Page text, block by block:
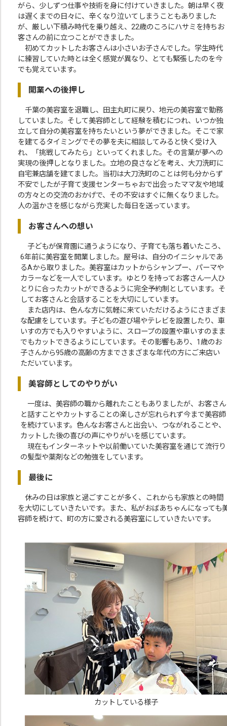
がら、少しずつ仕事や技術を身に付けていきました。朝は早く夜
は遅くまでの日々に、辛くなり泣いてしまうこともありました
が、厳しい下積み時代を乗り越え、22歳のころにハサミを持ちお
客さんの前に立つことができました。
初めてカットしたお客さんは小さいお子さんでした。学生時代
に練習していた時とは全く感覚が異なり、とても緊張したのを今
でも覚えています。
開業への後押し
千葉の美容室を退職し、田主丸町に戻り、地元の美容室で勤務
していました。そして美容師として経験を積むにつれ、いつか独
立して自分の美容室を持ちたいという夢ができました。そこで家
を建てるタイミングでその夢を夫に相談してみると快く受け入
れ、「挑戦してみたら」といってくれました。その言葉が夢への
実現の後押しとなりました。立地の良さなどを考え、大刀洗町に
自宅兼店舗を建てました。当初は大刀洗町のことは何も分からず
不安でしたが子育て支援センターちゃおで出会ったママ友や地域
の方々との交流のおかげで、その不安はすぐに無くなりました。
人の温かさを感じながら充実した毎日を送っています。
お客さんへの想い
子どもが保育園に通うようになり、子育ても落ち着いたころ、
6年前に美容室を開業しました。屋号は、自分のイニシャルであ
るAから取りました。美容室はカットからシャンプー、パーマや
カラーなどを一人でしています。ゆとりを持ってお客さん一人ひ
とりに合ったカットができるように完全予約制としています。そ
してお客さんと会話することを大切にしています。
また店内は、色んな方に気軽に来ていただけるようにさまざま
な配慮をしています。子どもの遊び場やテレビを設置したり、車
いすの方でも入りやすいように、スロープの設置や車いすのまま
でもカットできるようにしています。その影響もあり、1歳のお
子さんから95歳の高齢の方までさまざまな年代の方にご来店い
ただいています。
美容師としてのやりがい
一度は、美容師の職から離れたこともありましたが、お客さん
と話すことやカットすることの楽しさが忘れられず今まで美容師
を続けています。色んなお客さんと出会い、つながれることや、
カットした後の喜びの声にやりがいを感じています。
現在もインターネットや以前働いていた美容室を通じて流行り
の髪型や薬剤などの勉強をしています。
最後に
休みの日は家族と過ごすことが多く、これからも家族との時間
を大切にしていきたいです。また、私がおばあちゃんになっても
容師を続けて、町の方に愛される美容室にしていきたいです。
カットしている様子